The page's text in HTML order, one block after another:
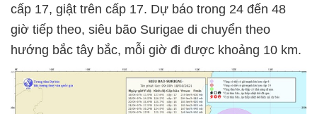
cấp 17, giật trên cấp 17. Dự báo trong 24 đến 48
giờ tiếp theo, siêu bão Surigae di chuyển theo
hướng bắc tây bắc, mỗi giờ đi được khoảng 10 km.